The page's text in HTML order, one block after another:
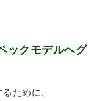
ックモデルへグ
ために、